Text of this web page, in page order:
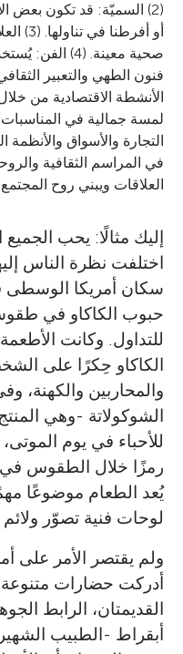
(2) السميّة: قد تكون بعض
أو
صحية معينة. (4)
العلاقات ويبني روح
إليك مثالًا: يحب
اختلفت نظرة الناس
سكان أمريكا الوسطى
حبوب الكاكاو في
للتداول. وكانت
الكاكاو حِكرًا على
والمحاربين والكهنة،
الشوكولاتة -وهي
للأحباء في يوم
رمزًا خلال الطقوس في
يُعد الطعام موضوعًا
لوحات فنية تصوّر
ولم يقتصر الأمر على
أدركت حضارات
القديمتان، الرابط
أبقراط -الطبيب